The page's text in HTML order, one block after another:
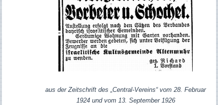
aus der Zeitschrift des „Central-Vereins“ vom 28. Februar
1924 und vom13. September 1926